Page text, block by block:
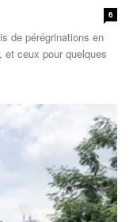
6
de pérégrinations en
et ceux pour quelques